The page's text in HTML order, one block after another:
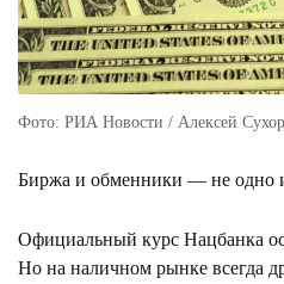
Фото: РИА Новости / Алексей
Биржа и обменники — не одно
Официальный курс Нацбанка
Но на наличном рынке всегда